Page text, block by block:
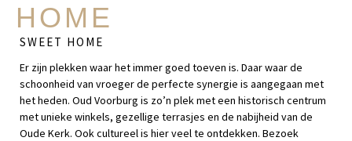
HOME
SWEET HOME
Er zijn plekken waar het immer goed toeven is. Daar waar de
schoonheid van vroeger de perfecte synergie is aangegaan met
het heden. Oud Voorburg is zo’n plek met een historisch centrum
met unieke winkels, gezellige terrasjes en de nabijheid van de
Oude Kerk. Ook cultureel is hier veel te ontdekken. Bezoek